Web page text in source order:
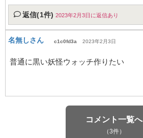
返信(1件) 2023年2月3日に返信あり
名無しさん c1c0fd3a 2023年2月3日
普通に黒い妖怪ウォッチ作りたい
コメント一覧へ
（3件）